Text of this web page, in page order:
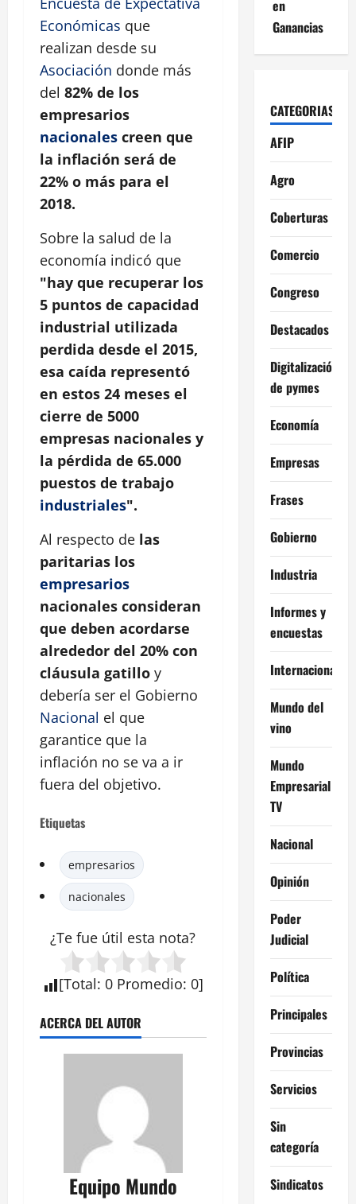
Económicas que
realizan desde su
Asociación donde más
del 82% de los
empresarios
nacionales creen que
la inflación será de
22% o más para el
2018.
Sobre la salud de la
economía indicó que
"hay que recuperar los
5 puntos de capacidad
industrial utilizada
perdida desde el 2015,
esa caída representó
en estos 24 meses el
cierre de 5000
empresas nacionales y
la pérdida de 65.000
puestos de trabajo
industriales".
Al respecto de las
paritarias los
empresarios
nacionales consideran
que deben acordarse
alrededor del 20% con
cláusula gatillo y
debería ser el Gobierno
Nacional el que
garantice que la
inflación no se va a ir
fuera del objetivo.
Etiquetas
empresarios
nacionales
¿Te fue útil esta nota?
[Total: 0 Promedio: 0]
ACERCA DEL AUTOR
Equipo Mundo
en
Ganancias
CATEGORIAS
AFIP
Agro
Coberturas
Comercio
Congreso
Destacados
Digitalización
de pymes
Economía
Empresas
Frases
Gobierno
Industria
Informes y
encuestas
Internacional
Mundo del
vino
Mundo
Empresarial
TV
Nacional
Opinión
Poder
Judicial
Política
Principales
Provincias
Servicios
Sin
categoría
Sindicatos